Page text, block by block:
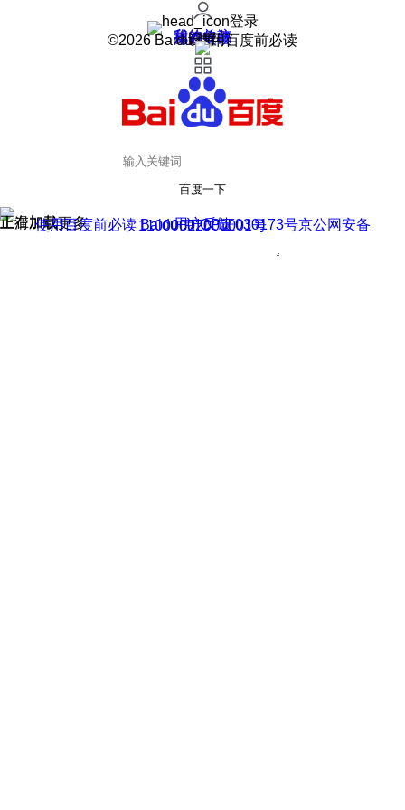
登录
我的关注
我的收藏
皮肤中心
用户反馈
设置
©2026 Baidu 使用百度前必读
百度一下
正在加载
上滑加载更多 用户反馈
使用百度前必读 Baidu 京ICP证030173号
京公网安备11000002000001号